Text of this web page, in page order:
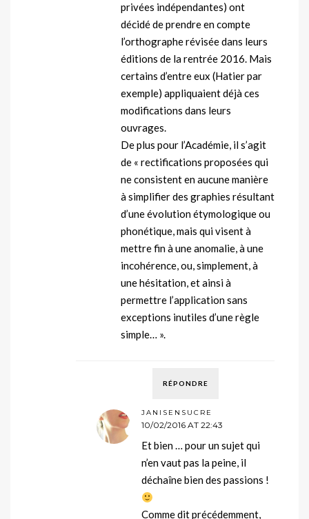
privées indépendantes) ont
décidé de prendre en compte
l’orthographe révisée dans leurs
éditions de la rentrée 2016. Mais
certains d’entre eux (Hatier par
exemple) appliquaient déjà ces
modifications dans leurs
ouvrages.
De plus pour l’Académie, il s’agit
de « rectifications proposées qui
ne consistent en aucune manière
à simplifier des graphies résultant
d’une évolution étymologique ou
phonétique, mais qui visent à
mettre fin à une anomalie, à une
incohérence, ou, simplement, à
une hésitation, et ainsi à
permettre l’application sans
exceptions inutiles d’une règle
simple… ».
RÉPONDRE
JANISENSUCRE
10/02/2016 AT 22:43
Et bien … pour un sujet qui
n’en vaut pas la peine, il
déchaîne bien des passions !
Comme dit précédemment,